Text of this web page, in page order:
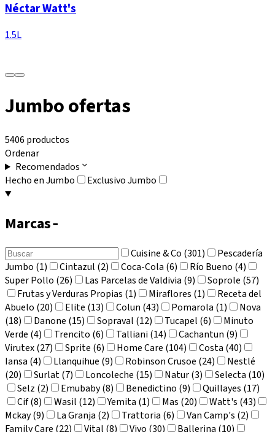
Néctar Watt's
1.5L
Jumbo ofertas
5406 productos
Ordenar
Recomendados
Hecho en Jumbo
Exclusivo Jumbo
Marcas-
Cuisine & Co (301)
Pescadería
Jumbo (1)
Cintazul (2) Coca-Cola (6)
Río Bueno (4)
Super Pollo (26)
Las Parcelas de Valdivia (9)
Soprole (57)
Frutas y Verduras Propias (1)
Miraflores (1)
Receta del
Abuelo (20)
Elite (13) Colun (43) Pomarola (1)
Nova
(18)
Danone (15) Sopraval (12) Tucapel (6)
Minuto
Verde (4)
Trencito (6) Talliani (14)
Cachantun (9)
Virutex (27)
Sprite (6) Home Care (104)
Costa (40)
Iansa (4)
Llanquihue (9) Robinson Crusoe (24)
Nestlé
(20)
Surlat (7) Loncoleche (15) Natur (3)
Selecta (10)
Selz (2)
Emubaby (8) Benedictino (9)
Quillayes (17)
Cif (8)
Wasil (12) Yemita (1) Mas (20)
Watt's (43)
Mckay (9)
La Granja (2) Trattoria (6)
Van Camp's (2)
Family Care (22)
Vital (8) Vivo (30) Ballerina (10)